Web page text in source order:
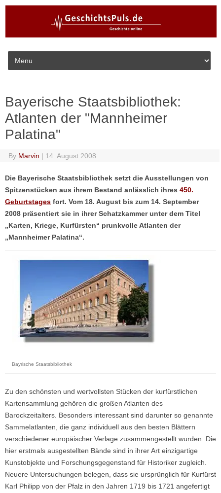
Skip to content
Bayerische Staatsbibliothek:
Atlanten der "Mannheimer
Palatina"
By Marvin | 14. August 2008
Die Bayerische Staatsbibliothek setzt die Ausstellungen von
Spitzenstücken aus ihrem Bestand anlässlich ihres 450.
Geburtstages fort. Vom 18. August bis zum 14. September
2008 präsentiert sie in ihrer Schatzkammer unter dem Titel
„Karten, Kriege, Kurfürsten“ prunkvolle Atlanten der
„Mannheimer Palatina“.
Bayrische Staatsbibliothek
Zu den schönsten und wertvollsten Stücken der kurfürstlichen
Kartensammlung gehören die großen Atlanten des
Barockzeitalters. Besonders interessant sind darunter so genannte
Sammelatlanten, die ganz individuell aus den besten Blättern
verschiedener europäischer Verlage zusammengestellt wurden. Die
hier erstmals ausgestellten Bände sind in ihrer Art einzigartige
Kunstobjekte und Forschungsgegenstand für Historiker zugleich.
Neuere Untersuchungen belegen, dass sie ursprünglich für Kurfürst
Karl Philipp von der Pfalz in den Jahren 1719 bis 1721 angefertigt